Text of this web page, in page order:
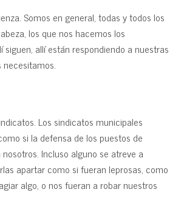
Somos en general, todas y todos los
los que nos hacemos los
siguen, allí están respondiendo a nuestras
Los sindicatos municipales
si la defensa de los puestos de
Incluso alguno se atreve a
apartar como si fueran leprosas, como
algo, o nos fueran a robar nuestros